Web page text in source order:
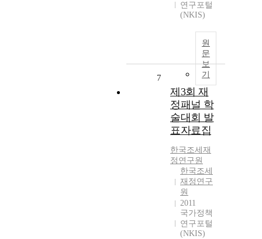
연구포털
(NKIS)
원
문
보
기
7
제3회 재
정패널 학
술대회 발
표자료집
한국조세재
정연구원
한국조세
재정연구
원
2011
국가정책
연구포털
(NKIS)